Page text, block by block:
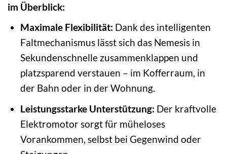
im Überblick:
Maximale Flexibilität: Dank des intelligenten
Faltmechanismus lässt sich das Nemesis in
Sekundenschnelle zusammenklappen und
platzsparend verstauen – im Kofferraum, in
der Bahn oder in der Wohnung.
Leistungsstarke Unterstützung: Der kraftvolle
Elektromotor sorgt für müheloses
Vorankommen, selbst bei Gegenwind oder